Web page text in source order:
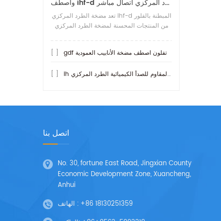
واصطف ihf-d تفلون مضخة الطرد المركزي اتصال مباشر
تعد مضخة الطرد المركزي ihf-d المبطنة بالفلور
من المنتجات المحسنة لمضخة الطرد المركزي
gdf تفلون اصطف مضخة الأنابيب العمودية
ih مضخة الفولاذ المقاوم للصدأ الكيميائية الطرد المركزي
اتصل بنا
No. 30, fortune East Road, Jingxian County
Economic Development Zone, Xuancheng,
Anhui
الهاتف : +86 18130251359